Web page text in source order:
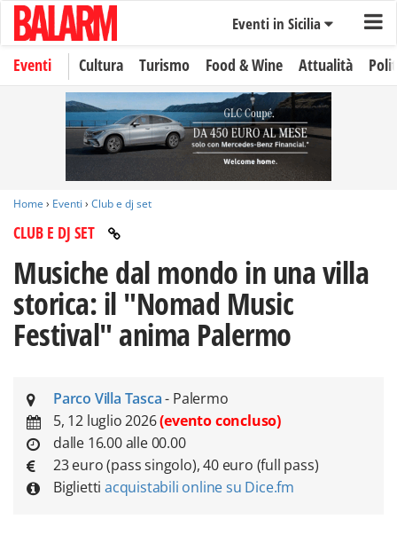
Eventi in Sicilia
Eventi Cultura Turismo Food & Wine Attualità
Home › Eventi › Club e dj set
CLUB E DJ SET
Musiche dal mondo in una villa
storica: il "Nomad Music
Festival" anima Palermo
Parco Villa Tasca- Palermo
5, 12 luglio 2026(evento concluso)
dalle 16.00 alle 00.00
23 euro (pass singolo), 40 euro (full pass)
Biglietti acquistabili online su Dice.fm